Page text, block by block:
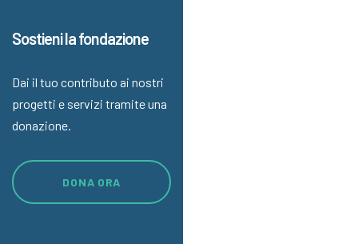
Sostieni la fondazione
Dai il tuo contributo ai nostri
progetti e servizi tramite una
donazione.
DONA ORA